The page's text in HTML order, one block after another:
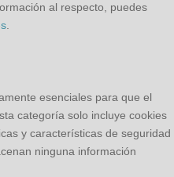
al respecto, puedes
.
esenciales para que el
categoría solo incluye cookies
y características de seguridad
ninguna información